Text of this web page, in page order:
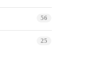
56
25